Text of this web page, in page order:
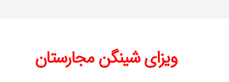
ویزای شینگن مجارستان